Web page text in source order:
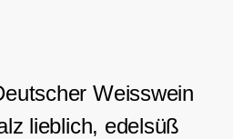
Weisswein
lieblich, edelsüß